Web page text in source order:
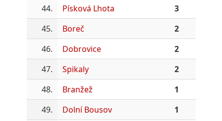
44.
Písková Lhota
3
45.
Boreč
2
46.
Dobrovice
2
47.
Spikaly
2
48.
Branžež
1
49.
Dolní Bousov
1